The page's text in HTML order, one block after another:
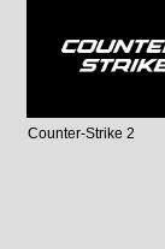
Counter-Strike 2